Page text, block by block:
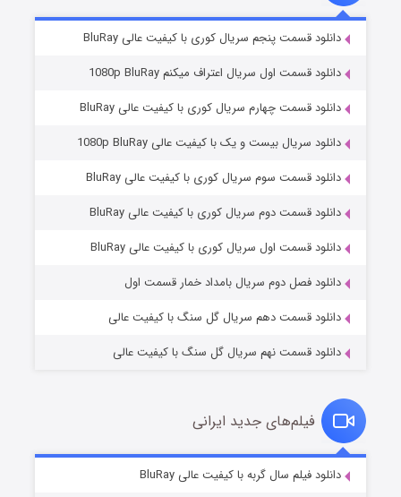
قسمت۵ (زیرنویس) منتشر شد
وستی ها
قسمت۱ (زیرنویس) منتشر شد
قسمت۶ (زیرنویس) منتشر شد
دانلود قسمت پنجم سریال کوری با کیفیت عالی BluRay
دانلود قسمت اول سریال اعتراف میکنم 1080p BluRay
دانلود قسمت چهارم سریال کوری با کیفیت عالی BluRay
دانلود سریال بیست و یک با کیفیت عالی 1080p BluRay
دانلود قسمت سوم سریال کوری با کیفیت عالی BluRay
دانلود قسمت دوم سریال کوری با کیفیت عالی BluRay
دانلود قسمت اول سریال کوری با کیفیت عالی BluRay
دانلود فصل دوم سریال بامداد خمار قسمت اول
دانلود قسمت دهم سریال گل سنگ با کیفیت عالی
دانلود قسمت نهم سریال گل سنگ با کیفیت عالی
فیلم‌های جدید ایرانی
دانلود فیلم سال گربه با کیفیت عالی BluRay